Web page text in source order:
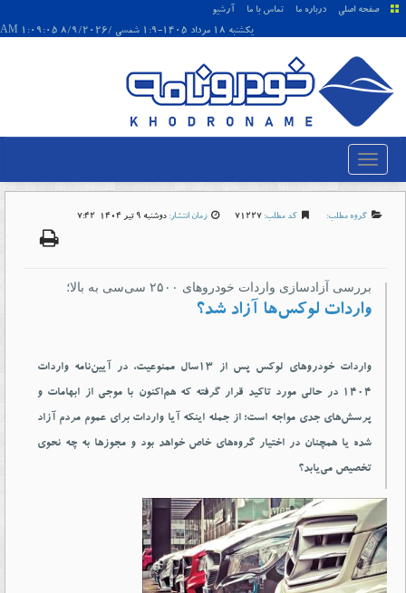
صفحه اصلی درباره ما تماس با ما
آرشیو
يکشنبه 18 مرداد 1405-1:9 شمسی /8/9/2026 1:09:05 AM
گروه مطلب: کد مطلب: 71227 زمان انتشار: دوشنبه 9 تير 1404-7:42
بررسی آزادسازی واردات خودروهای ۲۵۰۰ سی‌سی به بالا؛
واردات لوکس‌ها آزاد شد؟
واردات خودروهای لوکس پس از ۱۳سال ممنوعیت، در آیین‌نامه واردات
۱۴۰۴ در حالی مورد تاکید قرار گرفته که هم‌اکنون با موجی از ابهامات و
پرسش‌های جدی مواجه است؛ از جمله اینکه آیا واردات برای عموم مردم آزاد
شده یا همچنان در اختیار گروه‌های خاص خواهد بود و مجوزها به چه نحوی
تخصیص می‌یابد؟